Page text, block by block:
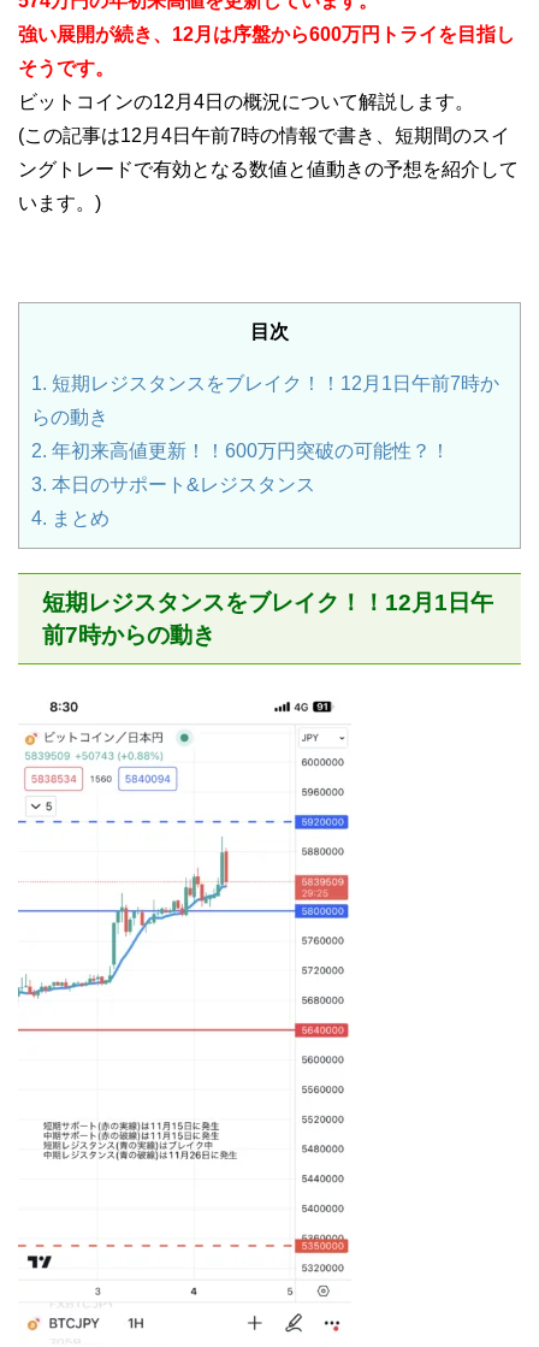
強い展開が続き、12月は序盤から600万円トライを目指し
そうです。
ビットコインの12月4日の概況について解説します。
(この記事は12月4日午前7時の情報で書き、短期間のスイ
ングトレードで有効となる数値と値動きの予想を紹介して
います。)
目次
1. 短期レジスタンスをブレイク！！12月1日午前7時か
らの動き
2. 年初来高値更新！！600万円突破の可能性？！
3. 本日のサポート&レジスタンス
4. まとめ
短期レジスタンスをブレイク！！12月1日午
前7時からの動き